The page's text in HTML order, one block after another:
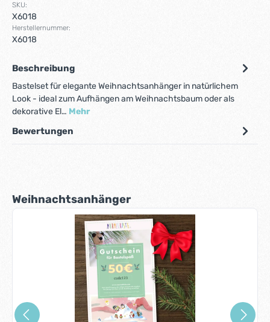
SKU:
X6018
Herstellernummer:
X6018
Beschreibung
Bastelset für elegante Weihnachtsanhänger in natürlichem
Look - ideal zum Aufhängen am Weihnachtsbaum oder als
dekorative El… Mehr
Bewertungen
Produktgalerie überspringen
Weihnachtsanhänger